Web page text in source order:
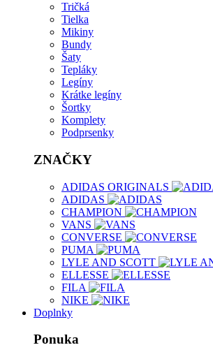
Tričká
Tielka
Mikiny
Bundy
Šaty
Tepláky
Legíny
Krátke legíny
Šortky
Komplety
Podprsenky
ZNAČKY
ADIDAS ORIGINALS
ADIDAS
CHAMPION
VANS
CONVERSE
PUMA
LYLE AND SCOTT
ELLESSE
FILA
NIKE
Doplnky
Ponuka